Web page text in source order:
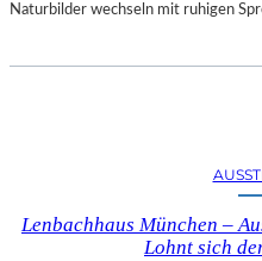
Naturbilder wechseln mit ruhigen
Lenbachhaus München –
Lohnt sich